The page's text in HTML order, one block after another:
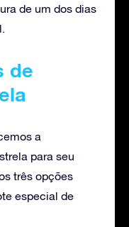
de um dos dias
de
a
para seu
três opções
especial de